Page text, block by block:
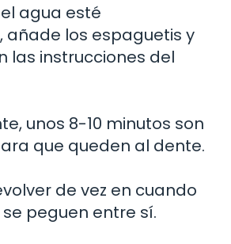
agua esté
añade los espaguetis y
las instrucciones del
unos 8-10 minutos son
que queden al dente.
de vez en cuando
peguen entre sí.